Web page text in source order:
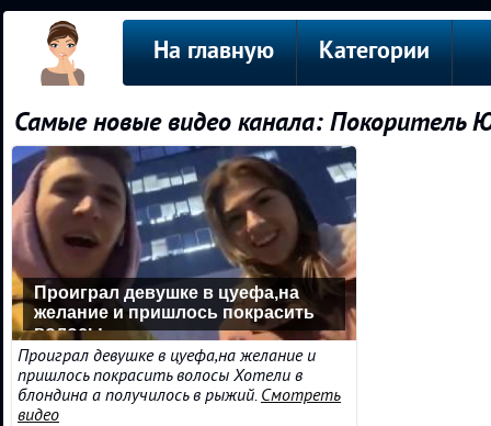
На главную Категории
Самые новые видео канала: Покоритель
Проиграл девушке в цуефа,на
желание и пришлось покрасить
волосы
Проиграл девушке в цуефа,на желание и
пришлось покрасить волосы Хотели в
блондина а получилось в рыжий. Смотреть
видео